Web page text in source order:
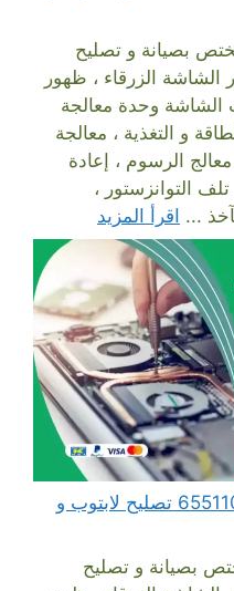
بصيانة و تصليح
الزرقاء ، ظهور
الشاشة وحدة معالجة
و التغذية ، معالجة
الرسوم ، إعادة
التوانزستور ،
... اقرأ المزيد
مهندس كمبيوتر الضباعية 65511033 تصليح لابتوب و
بصيانة و تصليح